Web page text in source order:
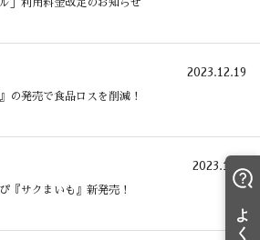
」利用料金改定のお知らせ
2023.12.19
の発売で食品ロスを削減！
2023.10.3
『サクまいも』新発売！